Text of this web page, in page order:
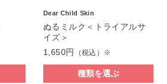
Dear Child Skin
ぬるミルク＜トライアルサ
イズ＞
1,650円
（税込）※
種類を選ぶ